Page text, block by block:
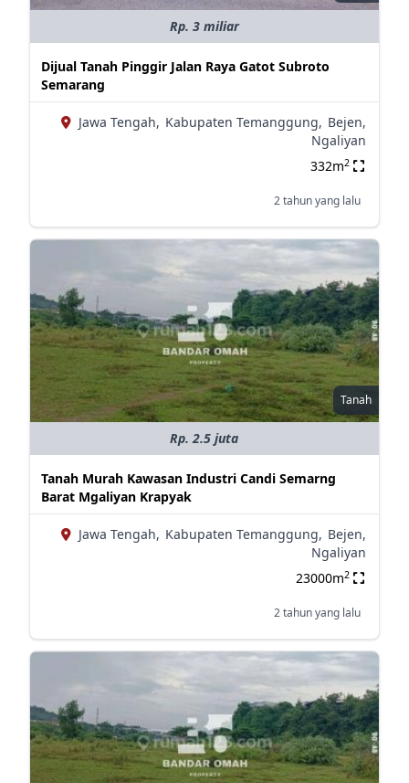
Rp. 3 miliar
Dijual Tanah Pinggir Jalan Raya Gatot Subroto
Semarang
Jawa Tengah, Kabupaten Temanggung, Bejen,
Ngaliyan
332m2
2 tahun yang lalu
Tanah
Rp. 2.5 juta
Tanah Murah Kawasan Industri Candi Semarng
Barat Mgaliyan Krapyak
Jawa Tengah, Kabupaten Temanggung, Bejen,
Ngaliyan
23000m2
2 tahun yang lalu